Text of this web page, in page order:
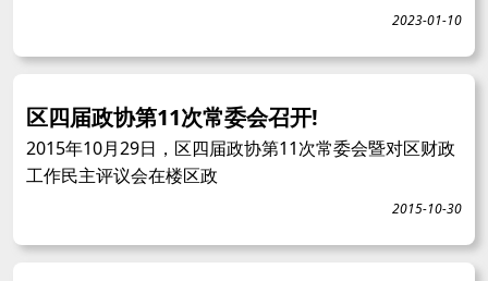
2023-01-10
区四届政协第11次常委会召开!
2015年10月29日，区四届政协第11次常委会暨对区财政
工作民主评议会在楼区政
2015-10-30